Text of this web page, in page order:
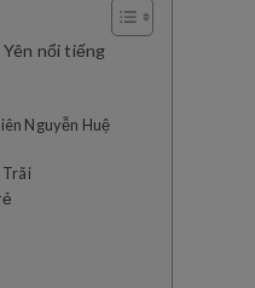
nổi tiếng
Nguyễn Huệ
Trãi